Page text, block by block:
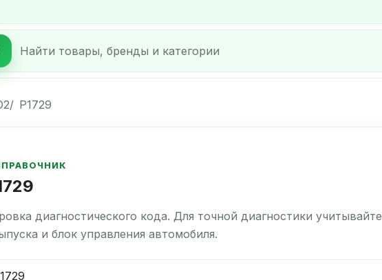
P1729
диагностического кода. Для точной диагностики учитывайте
и блок управления автомобиля.